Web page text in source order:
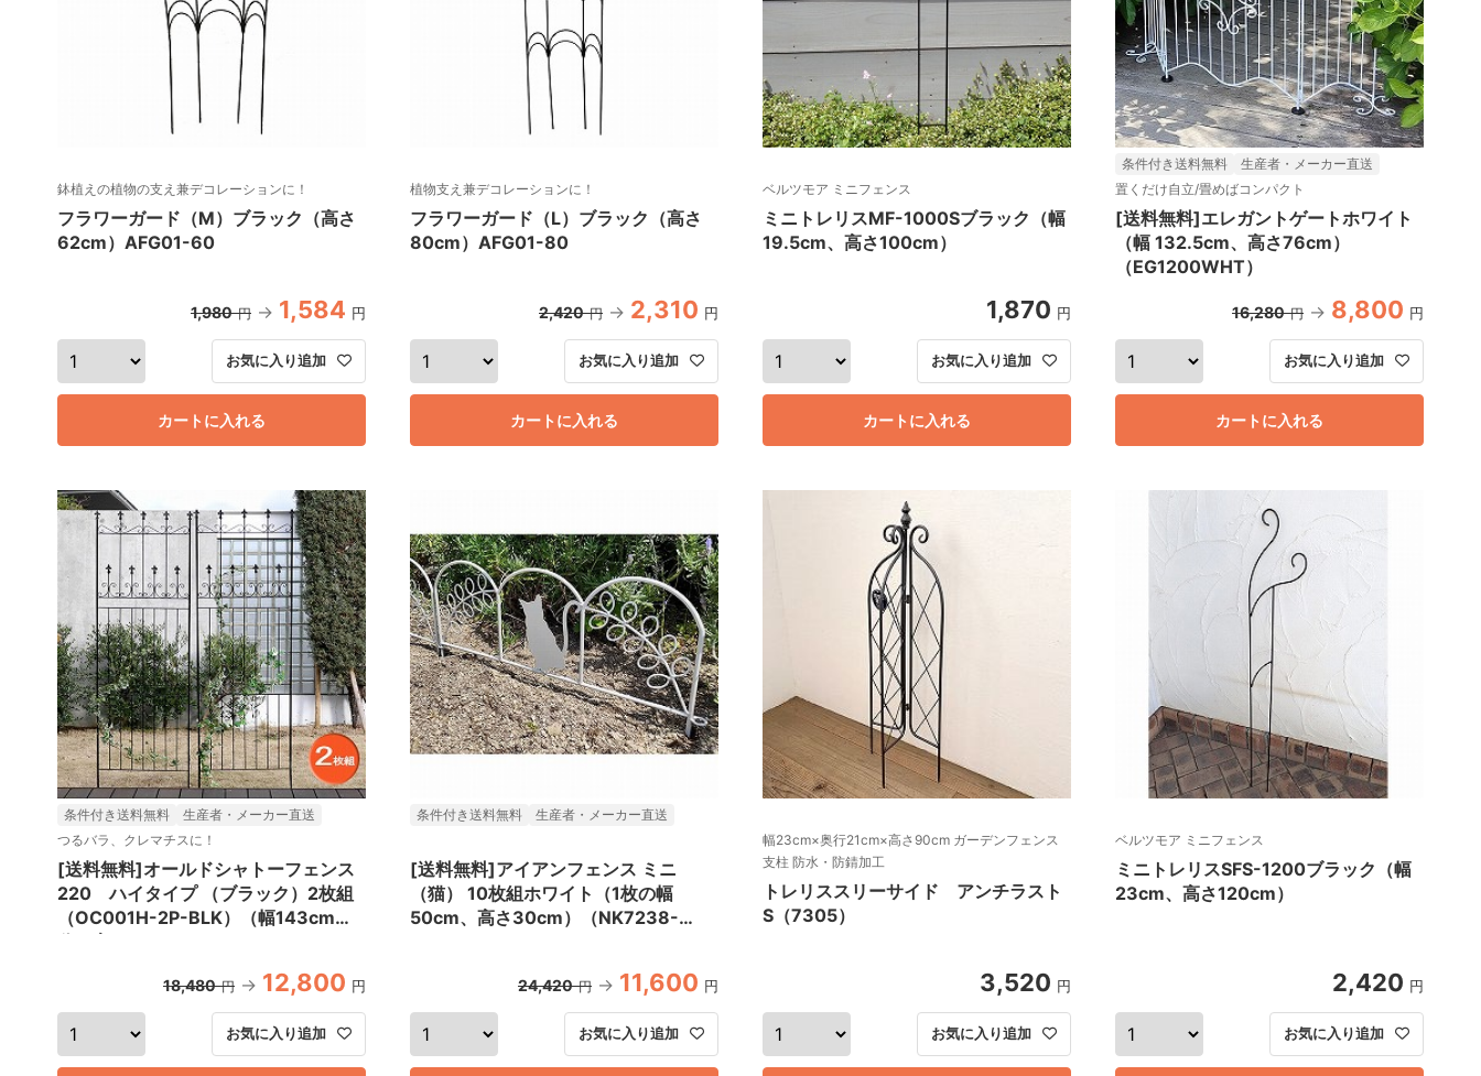
鉢植えの植物の支え兼デコレーションに！
フラワーガード（M）ブラック（高さ
62cm）AFG01-60
1,980 円 1,584 円
カートに入れる
お気に入り追加
植物支え兼デコレーションに！
フラワーガード（L）ブラック（高さ
80cm）AFG01-80
2,420 円 2,310 円
カートに入れる
お気に入り追加
ベルツモア ミニフェンス
ミニトレリスMF-1000Sブラック（幅
19.5cm、高さ100cm）
1,870 円
カートに入れる
お気に入り追加
条件付き送料無料
生産者・メーカー直送
置くだけ自立/畳めばコンパクト
[送料無料]エレガントゲートホワイト
（幅 132.5cm、高さ76cm）
（EG1200WHT）
16,280 円 8,800 円
カートに入れる
お気に入り追加
条件付き送料無料
生産者・メーカー直送
つるバラ、クレマチスに！
[送料無料]オールドシャトーフェンス
220 ハイタイプ （ブラック）2枚組
（OC001H-2P-BLK）（幅143cm
18,480 円 12,800 円
お気に入り追加
条件付き送料無料 生産者・メーカー直送
[送料無料]アイアンフェンス ミニ
（猫） 10枚組ホワイト（1枚の幅
50cm、高さ30cm）（NK7238-
24,420 円 11,600 円
お気に入り追加
幅23cm×奥行21cm×高さ90cm ガーデンフェンス
支柱 防水・防錆加工
トレリススリーサイド アンチラスト
S（7305）
3,520 円
お気に入り追加
ベルツモア ミニフェンス
ミニトレリスSFS-1200ブラック（幅
23cm、高さ120cm）
2,420 円
お気に入り追加